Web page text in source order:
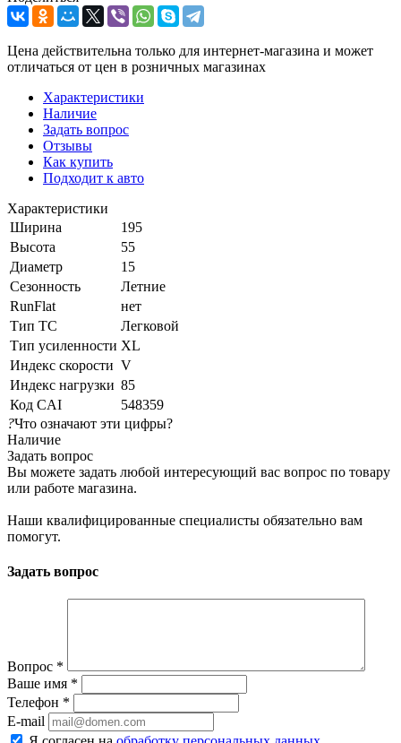
Цена действительна только для интернет-магазина и может
отличаться от цен в розничных магазинах
Характеристики
Наличие
Задать вопрос
Отзывы
Как купить
Подходит к авто
Характеристики
Ширина
195
Высота
55
Диаметр
15
Сезонность
Летние
RunFlat
нет
Тип ТС
Легковой
Тип усиленности XL
Индекс скорости V
Индекс нагрузки 85
Код CAI
548359
?Что означают эти цифры?
Наличие
Задать вопрос
Вы можете задать любой интересующий вас вопрос по товару
или работе магазина.
Наши квалифицированные специалисты обязательно вам
помогут.
Задать вопрос
Вопрос *
Ваше имя *
Телефон *
E-mail